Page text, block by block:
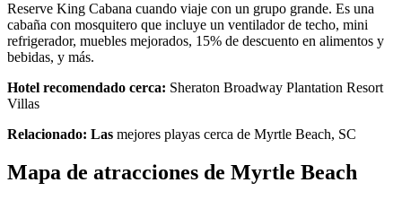
Reserve King Cabana cuando viaje con un grupo grande. Es una
cabaña con mosquitero que incluye un ventilador de techo, mini
refrigerador, muebles mejorados, 15% de descuento en alimentos y
bebidas, y más.
Hotel recomendado cerca: Sheraton Broadway Plantation Resort
Villas
Relacionado: Las mejores playas cerca de Myrtle Beach, SC
Mapa de atracciones de Myrtle Beach